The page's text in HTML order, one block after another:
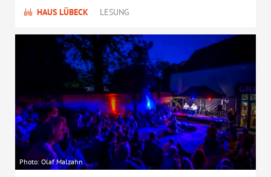
HAUS LÜBECK LESUNG
Photo: Olaf Malzahn